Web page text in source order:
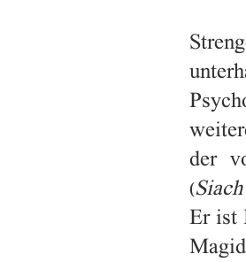
der
(
Er ist